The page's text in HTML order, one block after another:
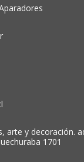
arte y decoración.
1701